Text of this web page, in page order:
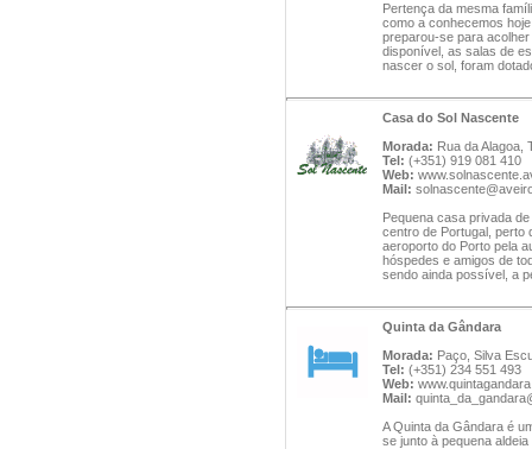
Pertença da mesma
como a conhecemos
preparou-se para
disponível, as salas de
nascer o sol, foram
Casa do Sol Nascente
Morada: Rua da Alagoa,
Tel: (+351) 919 081 410
Web:
Mail:
Pequena casa privada
centro de Portugal, perto
aeroporto do Porto pela
hóspedes e amigos de
sendo ainda possível, a
Quinta da Gândara
Morada: Paço, Silva
Tel: (+351) 234 551 493
Web:
Mail:
A Quinta da Gândara é
se junto à pequena